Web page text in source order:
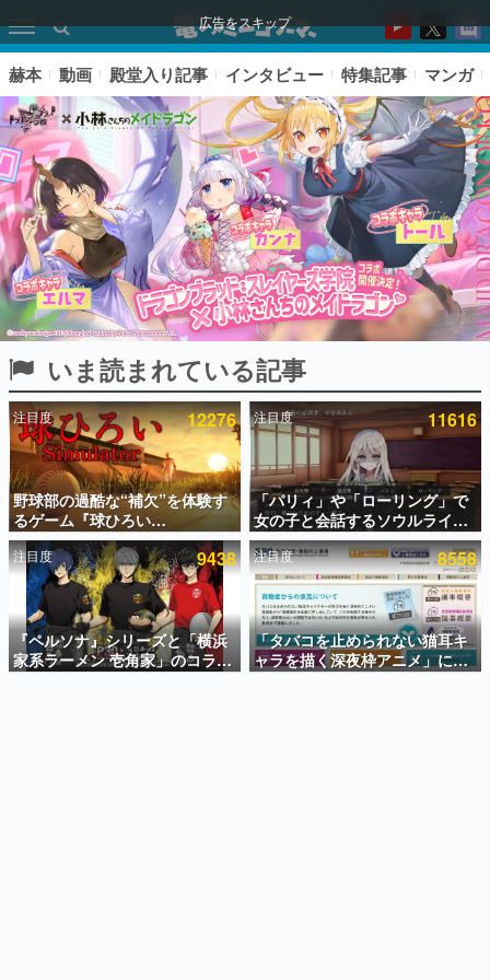
広告をスキップ
ピックアップ
電ファミのいま読まれている記事ランキング
アプリセール情報
インタビュー
連載・特集一覧
殿堂入り記事
SNS拡散数が数千以上！ ページビュー数万以上！ などな
ど。多くの人々に読まれた、電ファミ渾身の“殿堂入り”記
事をまとめました。
赫本 動画 殿堂入り記事 インタビュー 特集記事 マンガ
いま読まれている記事
注目度 12276
野球部の過酷な“補欠”を体験す
るゲーム『球ひろい
Simulator』が「1件」のウィッ
シュリストをもとにチェコ語に
対応しSNSで話題に。『キング
ダム・カム』開発元やチェコの
プロ野球選手から称賛の声
注目度 11616
「パリィ」や「ローリング」で
女の子と会話するソウルライク
恋愛ゲーム『小早川さんはソウ
ルライク』無料公開。返事に失
敗すると「YOU DIED」
注目度 9438
『ペルソナ』シリーズと「横浜
家系ラーメン 壱角家」のコラボ
が8月21日から開催。”はがく
注目度 8558
「タバコを止められない猫耳キ
ャラを描く深夜枠アニメ」に視
聴者の一部から批判意見。違法